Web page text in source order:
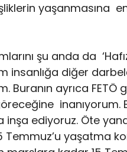
yaşanmasına
şu anda da
insanlığa diğer
ayrıca FETÖ
inanıyorum.
ediyoruz. Öte
Temmuz’u yaşatma